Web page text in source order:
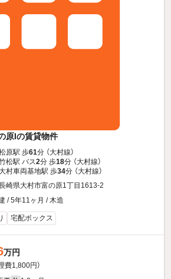
原Iの賃貸物件
原駅 歩61分 （大村線）
松駅 バス2分 歩18分 （大村線）
大村車両基地駅 歩34分 （大村線）
崎県大村市富の原1丁目1613-2
/ 5年11ヶ月 / 木造
宅配ボックス
万円
費1,800円）